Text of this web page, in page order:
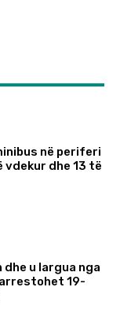
në periferi
dhe 13 të
u largua nga
19-